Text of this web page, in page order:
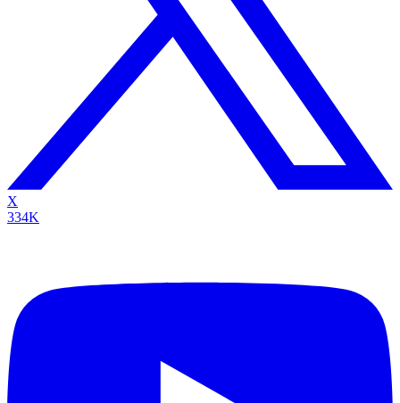
X
334K